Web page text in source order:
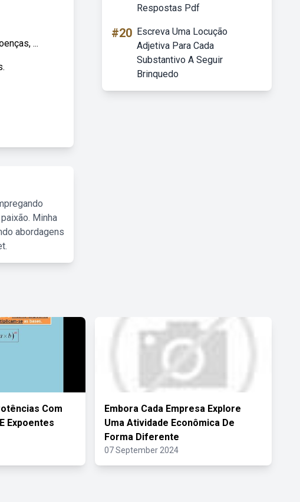
...
Minha
abordagens
Respostas Pdf
#20 Escreva Uma Locução
Adjetiva Para Cada
Substantivo A Seguir
Brinquedo
Com
Expoentes
Embora Cada Empresa Explore
Uma Atividade Econômica De
Forma Diferente
07 September 2024